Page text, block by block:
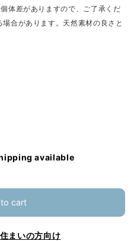
体差がありますので、ご了承くだ
合があります。天然素材の良さと
available
cart
まいの方向け